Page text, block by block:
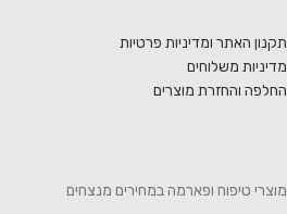
תקנון האתר ומדיניות פרטיות
מדיניות משלוחים
החלפה והחזרת מוצרים
מוצרי טיפוח ופארמה במחירים מנצחים